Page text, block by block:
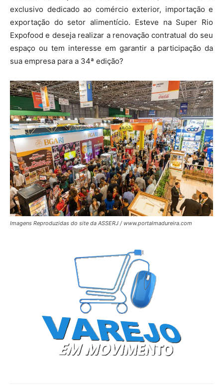
exclusivo dedicado ao comércio exterior, importação e
exportação do setor alimentício. Esteve na Super Rio
Expofood e deseja realizar a renovação contratual do seu
espaço ou tem interesse em garantir a participação da
sua empresa para a 34ª edição?
Imagens Reproduzidas do site da ASSERJ / www.portalmadureira.com